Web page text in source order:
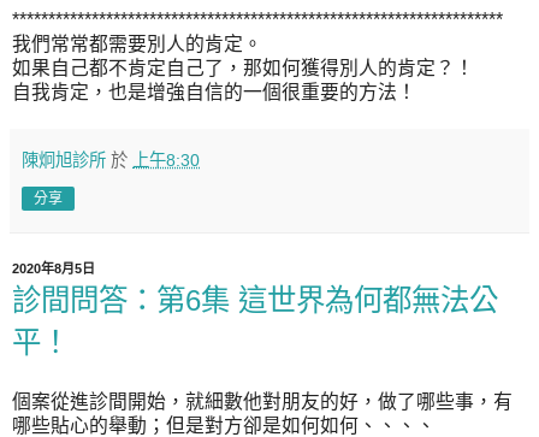
********************************************************************
我們常常都需要別人的肯定。
如果自己都不肯定自己了，那如何獲得別人的肯定？！
自我肯定，也是增強自信的一個很重要的方法！
陳炯旭診所 於 上午8:30
分享
2020年8月5日
診間問答：第6集 這世界為何都無法公
平！
個案從進診間開始，就細數他對朋友的好，做了哪些事，有
哪些貼心的舉動；但是對方卻是如何如何、、、、